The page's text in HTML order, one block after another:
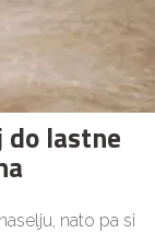
lastne
nato pa si